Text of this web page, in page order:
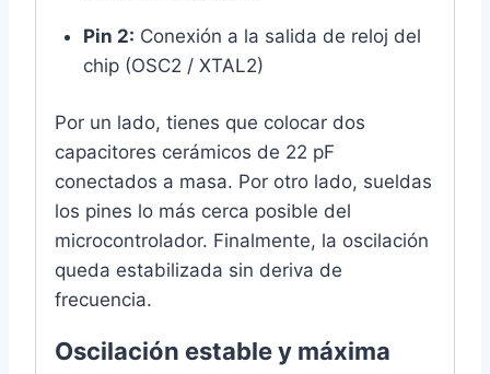
Pin 2: Conexión a la salida de reloj del
chip (OSC2 / XTAL2)
Por un lado, tienes que colocar dos
capacitores cerámicos de 22 pF
conectados a masa. Por otro lado, sueldas
los pines lo más cerca posible del
microcontrolador. Finalmente, la oscilación
queda estabilizada sin deriva de
frecuencia.
Oscilación estable y máxima